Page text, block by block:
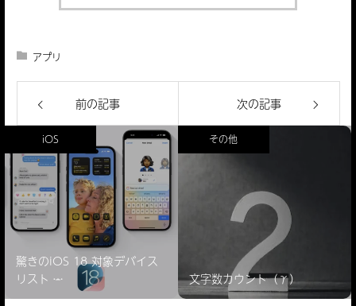
アプリ
前の記事 次の記事
iOS
驚きのiOS 18 対象デバイス
リスト ̵…
その他
文字数カウント（γ）
1通話最大10分まで無料
九州・熊本地震